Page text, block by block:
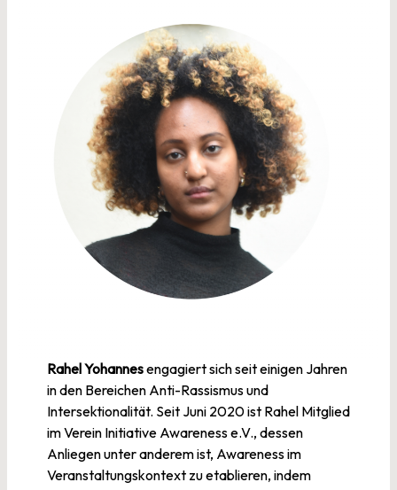
Rahel Yohannesengagiert sich seit einigen Jahren
in den Bereichen Anti-Rassismus und
Intersektionalität. Seit Juni 2020 ist Rahel Mitglied
im Verein Initiative Awareness e.V., dessen
Anliegen unter anderem ist, Awareness im
Veranstaltungskontext zu etablieren, indem